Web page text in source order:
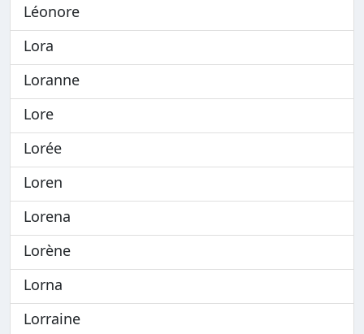
Léonore
Lora
Loranne
Lore
Lorée
Loren
Lorena
Lorène
Lorna
Lorraine